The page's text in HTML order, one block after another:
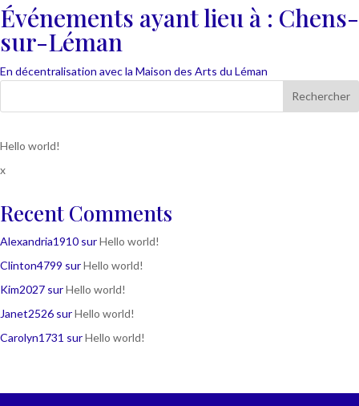
Événements ayant lieu à : Chens-
sur-Léman
En décentralisation avec la Maison des Arts du Léman
Rechercher
Hello world!
x
Recent Comments
Alexandria1910 surHello world!
Clinton4799 surHello world!
Kim2027 surHello world!
Janet2526 surHello world!
Carolyn1731 surHello world!